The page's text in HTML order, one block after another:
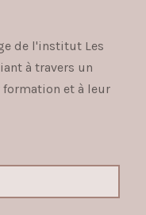
de l'institut Les
à travers un
et à leur